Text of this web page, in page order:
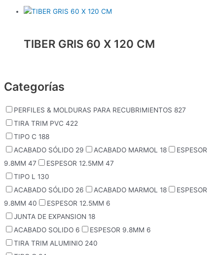
Categorías
PERFILES & MOLDURAS PARA RECUBRIMIENTOS 827
TIRA TRIM PVC 422
TIPO C 188
ACABADO SÓLIDO 29 ACABADO MARMOL 18
ESPESOR
9.8MM 47 ESPESOR 12.5MM 47
TIPO L 130
ACABADO SÓLIDO 26 ACABADO MARMOL 18
ESPESOR
9.8MM 40 ESPESOR 12.5MM 6
JUNTA DE EXPANSION 18
ACABADO SOLIDO 6 ESPESOR 9.8MM 6
TIRA TRIM ALUMINIO 240
TIBER GRIS 60 X 120 CM